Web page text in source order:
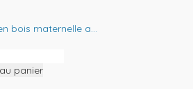
bois maternelle a...
panier